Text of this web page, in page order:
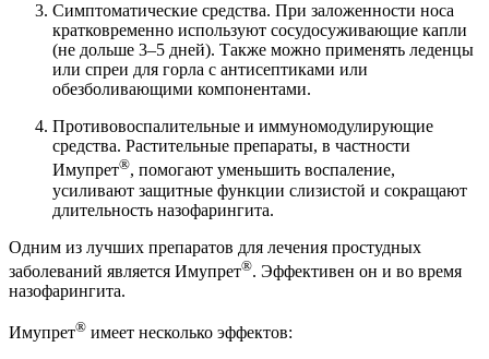
Симптоматические средства. При заложенности носа
кратковременно используют сосудосуживающие капли
(не дольше 3–5 дней). Также можно применять леденцы
или спреи для горла с антисептиками или
обезболивающими компонентами.
Противовоспалительные и иммуномодулирующие
средства. Растительные препараты, в частности
Имупрет®, помогают уменьшить воспаление,
усиливают защитные функции слизистой и сокращают
длительность назофарингита.
Одним из лучших препаратов для лечения простудных
заболеваний является Имупрет®. Эффективен он и во время
назофарингита.
Имупрет® имеет несколько эффектов: